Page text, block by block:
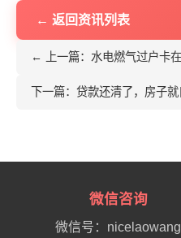
← 返回资讯列表
微信咨询
微信号：nicelaowang